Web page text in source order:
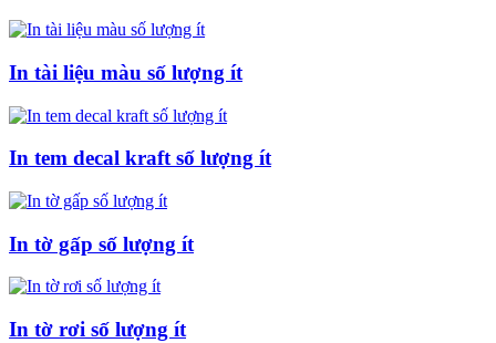
In tài liệu màu số lượng ít
In tem decal kraft số lượng ít
In tờ gấp số lượng ít
In tờ rơi số lượng ít